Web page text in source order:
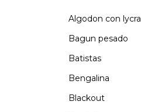
Algodon con lycra
Bagun pesado
Batistas
Bengalina
Blackout